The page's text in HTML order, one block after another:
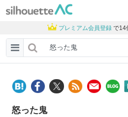
プレミアム会員登録 で14
怒った鬼